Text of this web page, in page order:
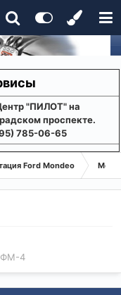
"ПИЛОТ" на
проспекте.
785-06-65
Ford Mondeo
ФМ-4